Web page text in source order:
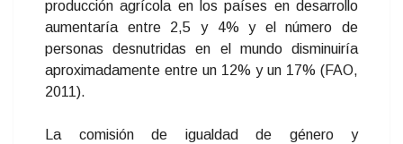
producción agrícola en los países en desarrollo
aumentaría entre 2,5 y 4% y el número de
personas desnutridas en el mundo disminuiría
aproximadamente entre un 12% y un 17% (FAO,
2011).
La comisión de igualdad de género y